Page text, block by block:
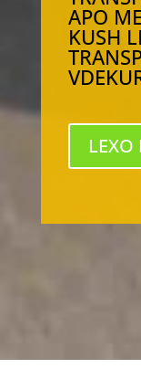
APO
KUSH
LEXO